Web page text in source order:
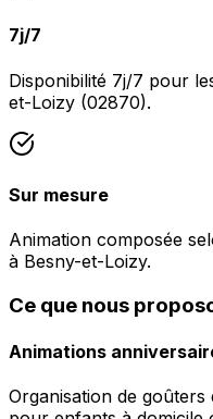
7j/7
Disponibilité 7j/7 pour
et-Loizy (02870).
Sur mesure
Animation composée
à Besny-et-Loizy.
Ce que nous
Animations
Organisation de